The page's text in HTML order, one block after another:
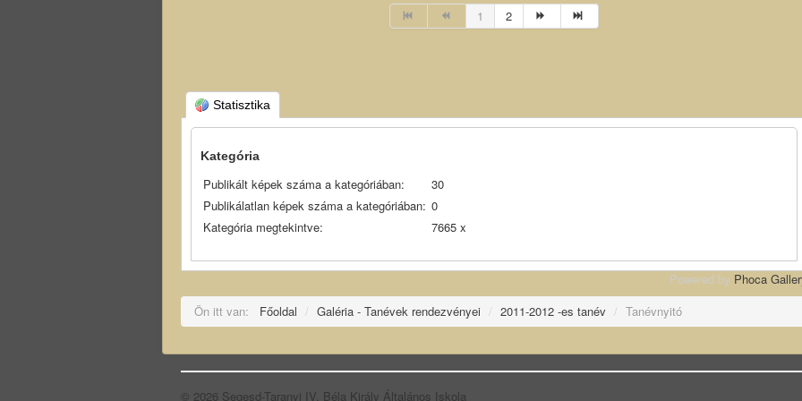
1 2
Statisztika
Kategória
Publikált képek száma a kategóriában:
30
Publikálatlan képek száma a kategóriában: 0
Kategória megtekintve:
7665 x
Powered by Phoca
Ön itt van:
Főoldal / Galéria - Tanévek rendezvényei / 2011-2012 -es tanév / Tanévnyitó
© 2026 Segesd-Taranyi IV. Béla Király Általános Iskola